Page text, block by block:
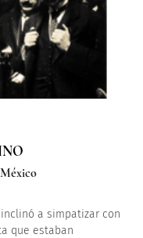
a simpatizar con
que estaban